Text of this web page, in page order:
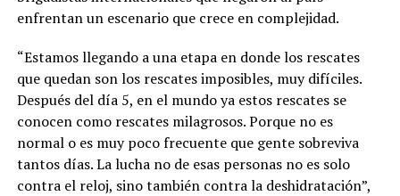
enfrentan un escenario que crece en complejidad.
“Estamos llegando a una etapa en donde los rescates
que quedan son los rescates imposibles, muy difíciles.
Después del día 5, en el mundo ya estos rescates se
conocen como rescates milagrosos. Porque no es
normal o es muy poco frecuente que gente sobreviva
tantos días. La lucha no de esas personas no es solo
contra el reloj, sino también contra la deshidratación”,